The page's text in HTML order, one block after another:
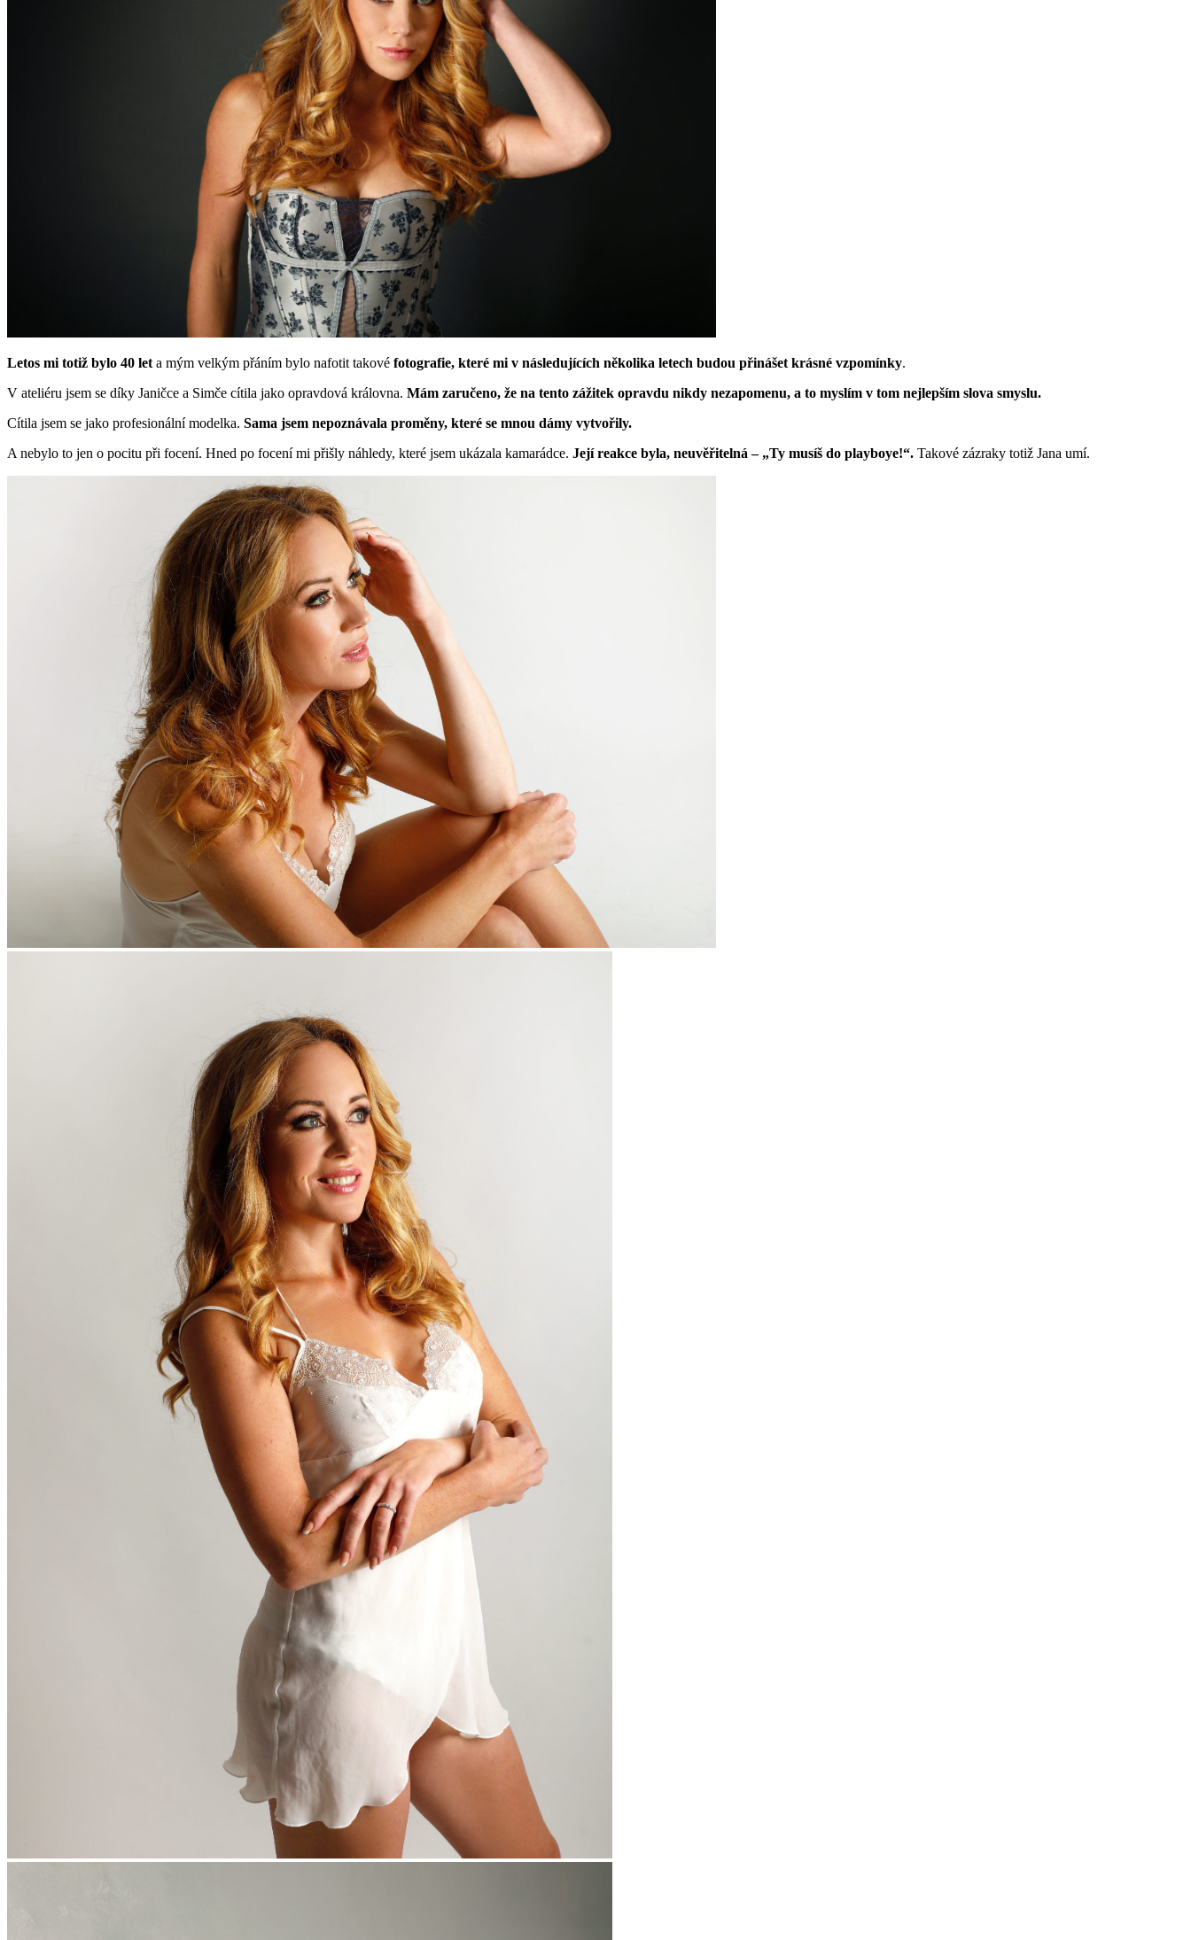
Letos mi totiž bylo 40 let a mým velkým přáním bylo nafotit takové fotografie, které mi v následujících několika letech budou přinášet krásné vzpomínky.
V ateliéru jsem se díky Janičce a Simče cítila jako opravdová královna. Mám zaručeno, že na tento zážitek opravdu nikdy nezapomenu, a to myslím v tom nejlepším slova smyslu.
Cítila jsem se jako profesionální modelka. Sama jsem nepoznávala proměny, které se mnou dámy vytvořily.
A nebylo to jen o pocitu při focení. Hned po focení mi přišly náhledy, které jsem ukázala kamarádce. Její reakce byla, neuvěřitelná – „Ty musíš do playboye!“. Takové zázraky totiž Jana umí.